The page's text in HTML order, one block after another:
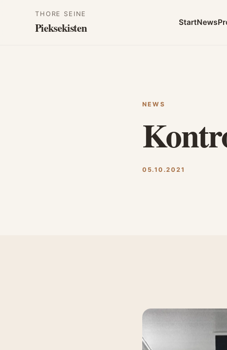
THORE SEINE
Pieksekisten StartNews
NEWS
05.10.2021